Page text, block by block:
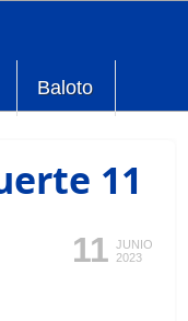
Baloto
11
11 JUNIO
2023